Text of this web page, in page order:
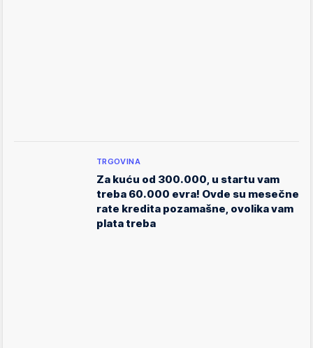
TRGOVINA
Za kuću od 300.000, u startu vam
treba 60.000 evra! Ovde su mesečne
rate kredita pozamašne, ovolika vam
plata treba